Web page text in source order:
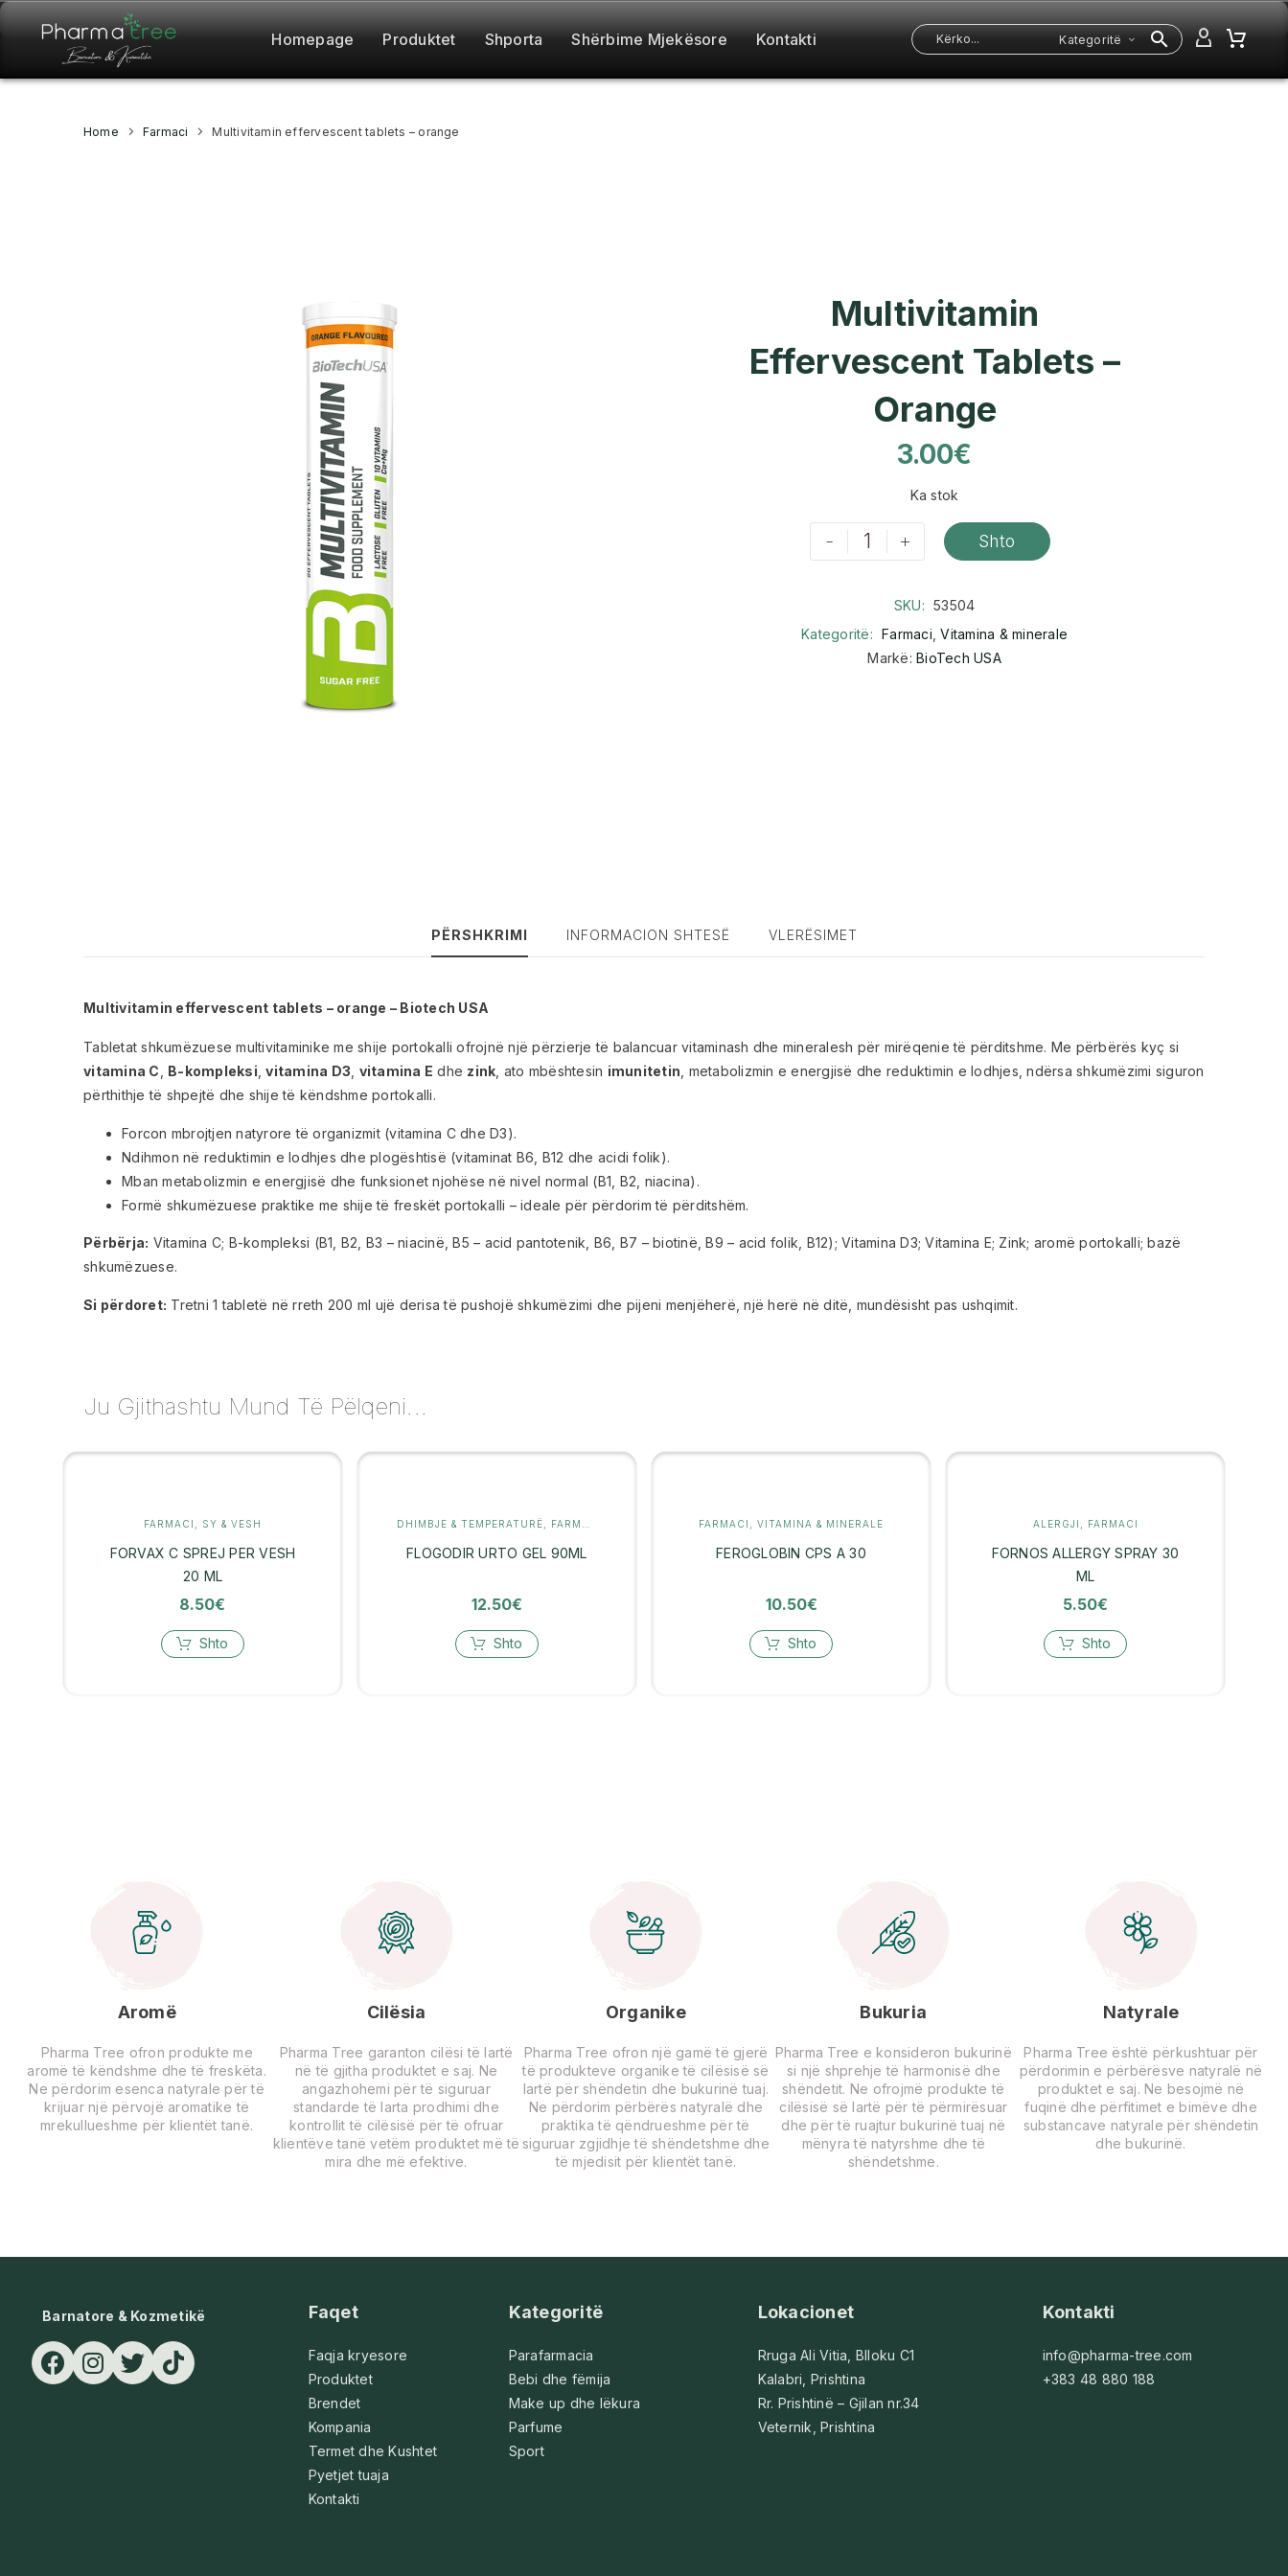
Homepage Produktet Shporta Shërbime Mjekësore Kontakti Kategoritë
Home Farmaci Multivitamin effervescent tablets – orange
Multivitamin
Effervescent Tablets –
Orange
3.00€
Ka stok
- + Shto
SKU: 53504
Kategoritë: Farmaci ,Vitamina & minerale
Markë: BioTech USA
PËRSHKRIMI INFORMACION SHTESË VLERËSIMET
Multivitamin effervescent tablets – orange – Biotech USA
Tabletat shkumëzuese multivitaminike me shije portokalli ofrojnë një përzierje të balancuar vitaminash dhe mineralesh për mirëqenie të përditshme. Me përbërës kyç si
vitamina C
B-kompleksi ,vitamina D3 vitamina E dhe zink , ato mbështesin imunitetin , metabolizmin e energjisë dhe reduktimin e lodhjes, ndërsa shkumëzimi siguron
përthithje të shpejtë dhe shije të këndshme portokalli.
Forcon mbrojtjen natyrore të organizmit (vitamina C dhe D3).
Ndihmon në reduktimin e lodhjes dhe plogështisë (vitaminat B6, B12 dhe acidi folik).
Mban metabolizmin e energjisë dhe funksionet njohëse në nivel normal (B1, B2, niacina).
Formë shkumëzuese praktike me shije të freskët portokalli – ideale për përdorim të përditshëm.
Përbërja: Vitamina C; B-kompleksi (B1, B2, B3 – niacinë, B5 – acid pantotenik, B6, B7 – biotinë, B9 – acid folik, B12); Vitamina D3; Vitamina E; Zink; aromë portokalli; bazë
shkumëzuese.
Si përdoret: Tretni 1 tabletë në rreth 200 ml ujë derisa të pushojë shkumëzimi dhe pijeni menjëherë, një herë në ditë, mundësisht pas ushqimit.
Ju Gjithashtu Mund Të Pëlqeni...
FARMACI SY & VESH
FORVAX C SPREJ PER VESH
20 ML
8.50€
Shto
DHIMBJE & TEMPERATURË FARMACI
FLOGODIR URTO GEL 90ML
12.50€
Shto
FARMACI VITAMINA & MINERALE
FEROGLOBIN CPS A 30
10.50€
Shto
ALERGJI FARMACI
FORNOS ALLERGY SPRAY 30
ML
5.50€
Shto
Aromë
Pharma Tree ofron produkte me
aromë të këndshme dhe të freskëta.
Ne përdorim esenca natyrale për të
krijuar një përvojë aromatike të
mrekullueshme për klientët tanë.
Cilësia
Pharma Tree garanton cilësi të lartë
në të gjitha produktet e saj. Ne
angazhohemi për të siguruar
standarde të larta prodhimi dhe
kontrollit të cilësisë për të ofruar
klientëve tanë vetëm produktet më të
mira dhe më efektive.
Organike
Pharma Tree ofron një gamë të gjerë
të produkteve organike të cilësisë së
lartë për shëndetin dhe bukurinë tuaj.
Ne përdorim përbërës natyralë dhe
praktika të qëndrueshme për të
siguruar zgjidhje të shëndetshme dhe
të mjedisit për klientët tanë.
Bukuria
Pharma Tree e konsideron bukurinë
si një shprehje të harmonisë dhe
shëndetit. Ne ofrojmë produkte të
cilësisë së lartë për të përmirësuar
dhe për të ruajtur bukurinë tuaj në
mënyra të natyrshme dhe të
shëndetshme.
Natyrale
Pharma Tree është përkushtuar për
përdorimin e përbërësve natyralë në
produktet e saj. Ne besojmë në
fuqinë dhe përfitimet e bimëve dhe
substancave natyrale për shëndetin
dhe bukurinë.
Barnatore & Kozmetikë Faqet
Faqja kryesore
Produktet
Brendet
Kompania
Termet dhe Kushtet
Pyetjet tuaja
Kontakti
Kategoritë
Parafarmacia
Bebi dhe fëmija
Make up dhe lëkura
Parfume
Sport
Lokacionet
Rruga Ali Vitia, Blloku C1
Kalabri, Prishtina
Rr. Prishtinë – Gjilan nr.34
Veternik, Prishtina
Kontakti
info@pharma-tree.com
+383 48 880 188